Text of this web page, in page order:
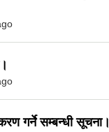
गर्ने सम्बन्धी सूचना।